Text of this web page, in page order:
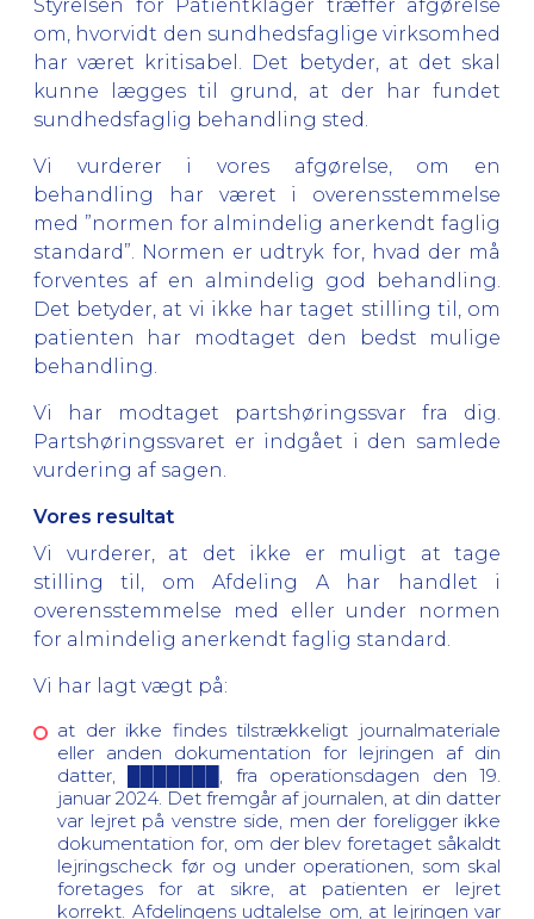
Styrelsen for Patientklager træffer afgørelse
om, hvorvidt den sundhedsfaglige virksomhed
har været kritisabel. Det betyder, at det skal
kunne lægges til grund, at der har fundet
sundhedsfaglig behandling sted.
Vi vurderer i vores afgørelse, om en
behandling har været i overensstemmelse
med ”normen for almindelig anerkendt faglig
standard”. Normen er udtryk for, hvad der må
forventes af en almindelig god behandling.
Det betyder, at vi ikke har taget stilling til, om
patienten har modtaget den bedst mulige
behandling.
Vi har modtaget partshøringssvar fra dig.
Partshøringssvaret er indgået i den samlede
vurdering af sagen.
Vores resultat
Vi vurderer, at det ikke er muligt at tage
stilling til, om Afdeling A har handlet i
overensstemmelse med eller under normen
for almindelig anerkendt faglig standard.
Vi har lagt vægt på:
at der ikke findes tilstrækkeligt journalmateriale
eller anden dokumentation for lejringen af din
datter, ███████, fra operationsdagen den 19.
januar 2024. Det fremgår af journalen, at din datter
var lejret på venstre side, men der foreligger ikke
dokumentation for, om der blev foretaget såkaldt
lejringscheck før og under operationen, som skal
foretages for at sikre, at patienten er lejret
korrekt. Afdelingens udtalelse om, at lejringen var